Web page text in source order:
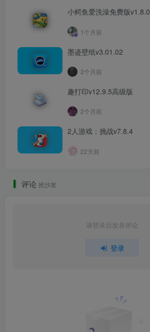
小鳄鱼爱洗澡免费版v1.8.0
1个月前
墨迹壁纸v3.01.02
2个月前
趣打印v12.9.5高级版
2个月前
2人游戏：挑战v7.8.4
22天前
评论 抢沙发
请登录后发表评论
登录